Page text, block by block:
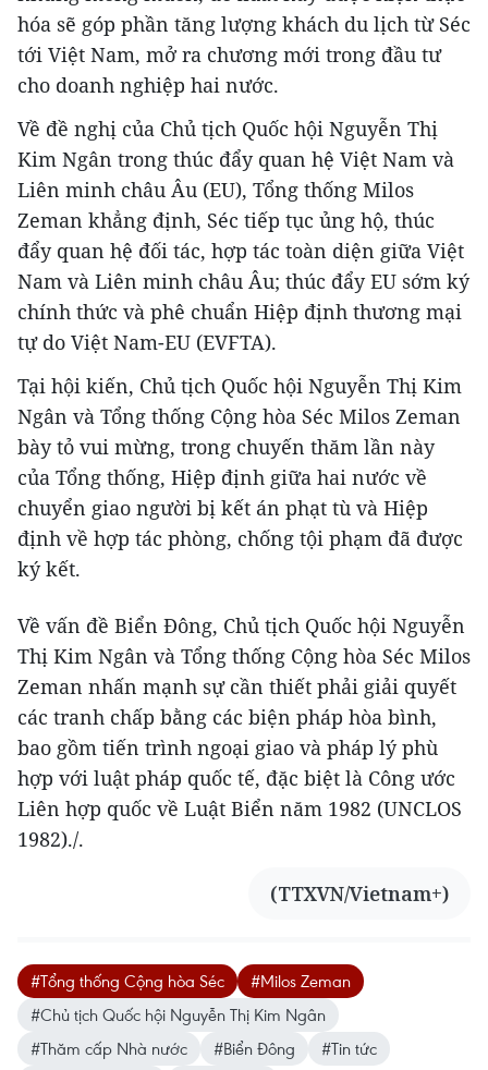
hóa sẽ góp phần tăng lượng khách du lịch từ Séc
tới Việt Nam, mở ra chương mới trong đầu tư
cho doanh nghiệp hai nước.
Về đề nghị của Chủ tịch Quốc hội Nguyễn Thị
Kim Ngân trong thúc đẩy quan hệ Việt Nam và
Liên minh châu Âu (EU), Tổng thống Milos
Zeman khẳng định, Séc tiếp tục ủng hộ, thúc
đẩy quan hệ đối tác, hợp tác toàn diện giữa Việt
Nam và Liên minh châu Âu; thúc đẩy EU sớm ký
chính thức và phê chuẩn Hiệp định thương mại
tự do Việt Nam-EU (EVFTA).
Tại hội kiến, Chủ tịch Quốc hội Nguyễn Thị Kim
Ngân và Tổng thống Cộng hòa Séc Milos Zeman
bày tỏ vui mừng, trong chuyến thăm lần này
của Tổng thống, Hiệp định giữa hai nước về
chuyển giao người bị kết án phạt tù và Hiệp
định về hợp tác phòng, chống tội phạm đã được
ký kết.
Về vấn đề Biển Đông, Chủ tịch Quốc hội Nguyễn
Thị Kim Ngân và Tổng thống Cộng hòa Séc Milos
Zeman nhấn mạnh sự cần thiết phải giải quyết
các tranh chấp bằng các biện pháp hòa bình,
bao gồm tiến trình ngoại giao và pháp lý phù
hợp với luật pháp quốc tế, đặc biệt là Công ước
Liên hợp quốc về Luật Biển năm 1982 (UNCLOS
1982)./.
(TTXVN/Vietnam+)
#Tổng thống Cộng hòa Séc
#Milos Zeman
#Chủ tịch Quốc hội Nguyễn Thị Kim Ngân
#Thăm cấp Nhà nước
#Biển Đông
#Tin tức